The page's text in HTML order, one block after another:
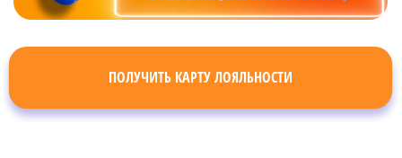
ПОЛУЧИТЬ КАРТУ ЛОЯЛЬНОСТИ